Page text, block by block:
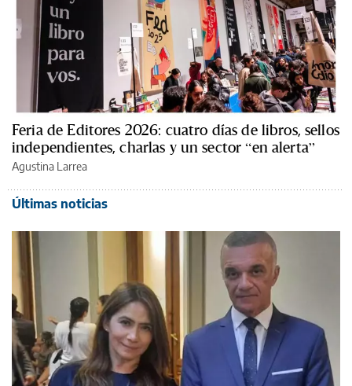
Feria de Editores 2026: cuatro días de libros, sellos
independientes, charlas y un sector “en alerta”
Agustina Larrea
Últimas noticias